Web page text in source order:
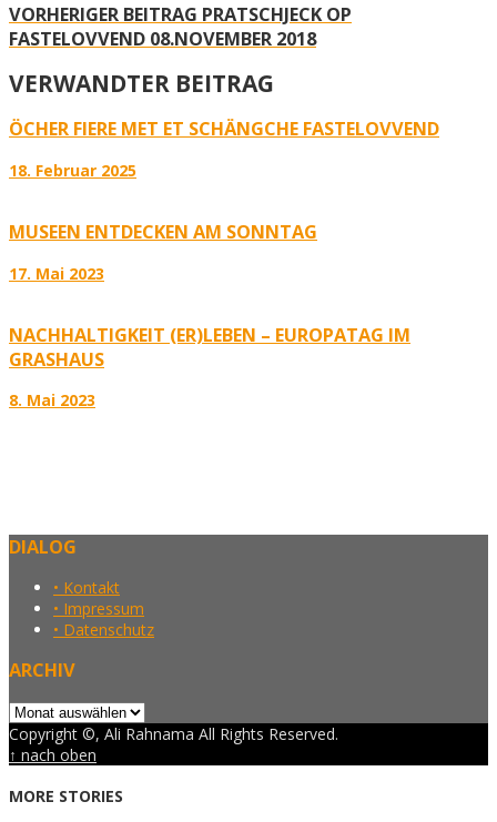
VORHERIGER BEITRAG PRATSCHJECK OP
FASTELOVVEND 08.NOVEMBER 2018
VERWANDTER BEITRAG
ÖCHER FIERE MET ET SCHÄNGCHE FASTELOVVEND
18. Februar 2025
MUSEEN ENTDECKEN AM SONNTAG
17. Mai 2023
NACHHALTIGKEIT (ER)LEBEN – EUROPATAG IM
GRASHAUS
8. Mai 2023
DIALOG
• Kontakt
• Impressum
• Datenschutz
ARCHIV
Archiv
Copyright ©, Ali Rahnama All Rights Reserved.
↑ nach oben
MORE STORIES